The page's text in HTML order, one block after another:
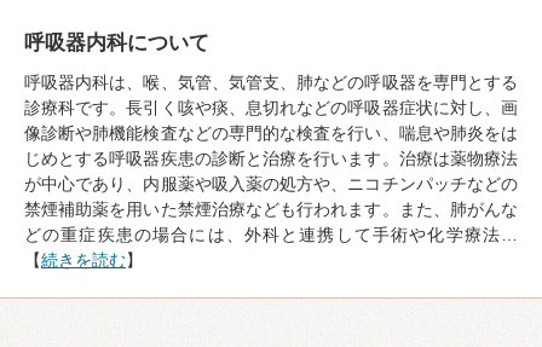
呼吸器内科について
呼吸器内科は、喉、気管、気管支、肺などの呼吸器を専門とする
診療科です。長引く咳や痰、息切れなどの呼吸器症状に対し、画
像診断や肺機能検査などの専門的な検査を行い、喘息や肺炎をは
じめとする呼吸器疾患の診断と治療を行います。治療は薬物療法
が中心であり、内服薬や吸入薬の処方や、ニコチンパッチなどの
禁煙補助薬を用いた禁煙治療なども行われます。また、肺がんな
どの重症疾患の場合には、外科と連携して手術や化学療法…
【続きを読む】